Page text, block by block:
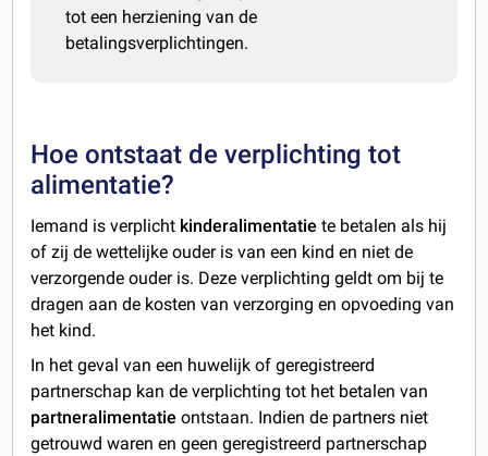
tot een herziening van de
betalingsverplichtingen.
Hoe ontstaat de verplichting tot
alimentatie?
Iemand is verplicht kinderalimentatie te betalen als hij
of zij de wettelijke ouder is van een kind en niet de
verzorgende ouder is. Deze verplichting geldt om bij te
dragen aan de kosten van verzorging en opvoeding van
het kind.
In het geval van een huwelijk of geregistreerd
partnerschap kan de verplichting tot het betalen van
partneralimentatie ontstaan. Indien de partners niet
getrouwd waren en geen geregistreerd partnerschap